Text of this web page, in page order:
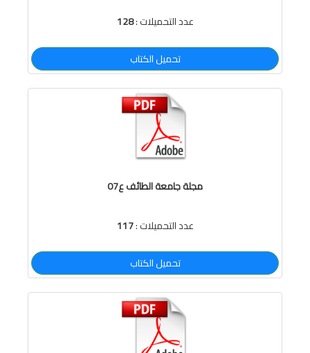
عدد التحميلات :128
تحميل الكتاب
مجلة جامعة الطائف ع07
عدد التحميلات :117
تحميل الكتاب